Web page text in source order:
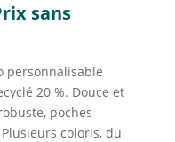
sans
personnalisable
20 %. Douce et
poches
coloris, du